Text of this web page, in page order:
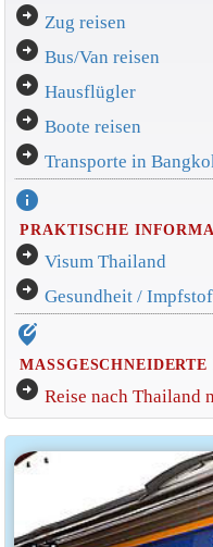
arrow_circle_right Zug reisen
arrow_circle_right Bus/Van reisen
arrow_circle_right Hausflügler
arrow_circle_right Boote reisen
arrow_circle_right Transporte in
info
PRAKTISCHE
arrow_circle_right Visum Thailand
arrow_circle_right Gesundheit /
edit_location_alt
MASSGESCHNEIDERTE
arrow_circle_right Reise nach Thailand